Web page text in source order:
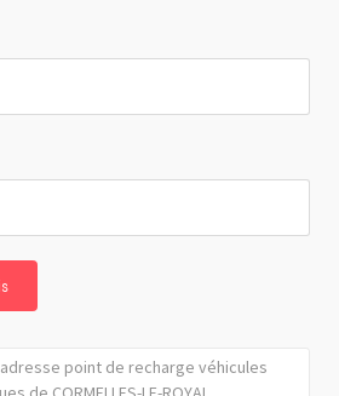
adresse point de recharge véhicules